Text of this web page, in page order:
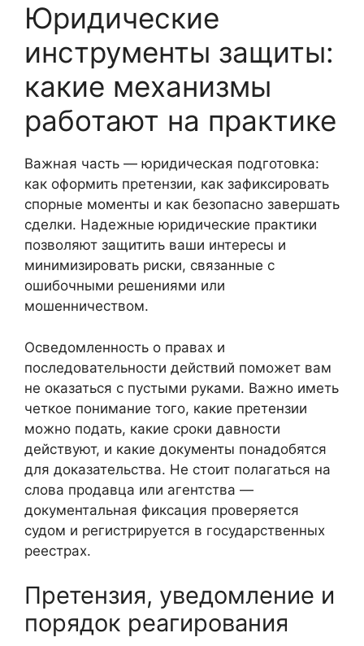
Юридические
инструменты защиты:
какие механизмы
работают на практике
Важная часть — юридическая подготовка:
как оформить претензии, как зафиксировать
спорные моменты и как безопасно завершать
сделки. Надежные юридические практики
позволяют защитить ваши интересы и
минимизировать риски, связанные с
ошибочными решениями или
мошенничеством.
Осведомленность о правах и
последовательности действий поможет вам
не оказаться с пустыми руками. Важно иметь
четкое понимание того, какие претензии
можно подать, какие сроки давности
действуют, и какие документы понадобятся
для доказательства. Не стоит полагаться на
слова продавца или агентства —
документальная фиксация проверяется
судом и регистрируется в государственных
реестрах.
Претензия, уведомление и
порядок реагирования